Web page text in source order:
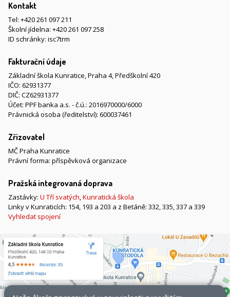
Kontakt
Tel: +420 261 097 211
Školní jídelna: +420 261 097 258
ID schránky: isc7trm
Fakturační údaje
Základní škola Kunratice, Praha 4, Předškolní 420
IČO: 62931377
DIČ: CZ62931377
Účet: PPF banka a.s. - č.ú.: 2016970000/6000
Právnická osoba (ředitelství): 600037461
Zřizovatel
MČ Praha Kunratice
Právní forma: příspěvková organizace
Pražská integrovaná doprava
Zastávky: U Tří svatých,Kunratická škola
Linky v Kunraticích: 154, 193 a 203 a z Betáně: 332, 335, 337 a 339
Vyhledat spojení